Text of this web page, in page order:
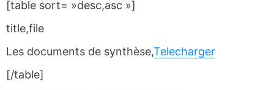
[table sort= »desc,asc »]
title,file
Les documents de synthèse,Telecharger
[/table]